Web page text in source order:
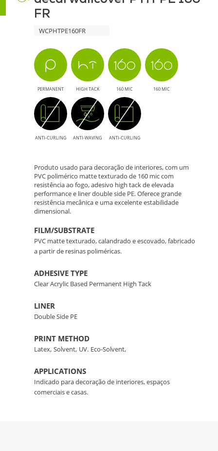
FR
WCPHTPE160FR
PERMANENT HIGH TACK 160 MIC 160 MIC
ANTI-CURLING ANTI-WAVING ANTI-CURLING
Produto usado para decoração de interiores, com um
PVC polimérico matte texturado de 160 mic com
resistência ao fogo, adesivo high tack de elevada
performance e liner double side PE. Oferece grande
resistência mecânica e uma excelente estabilidade
dimensional.
FILM/SUBSTRATE
PVC matte texturado, calandrado e escovado, fabricado
a partir de resinas poliméricas.
ADHESIVE TYPE
Clear Acrylic Based Permanent High Tack
LINER
Double Side PE
PRINT METHOD
Latex, Solvent, UV. Eco-Solvent,
APPLICATIONS
Indicado para decoração de interiores, espaços
comerciais e casas.
-
Qualidade
Sustentabilidade
para
Interiores